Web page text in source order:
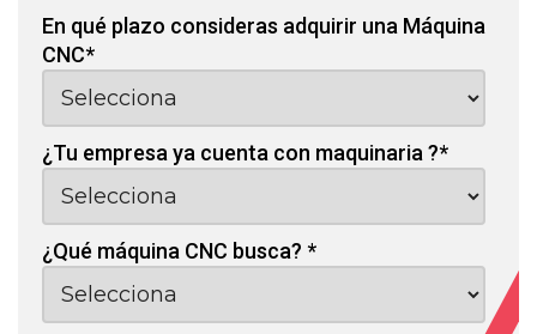
En qué plazo consideras adquirir una Máquina
CNC*
¿Tu empresa ya cuenta con maquinaria ?*
¿Qué máquina CNC busca? *